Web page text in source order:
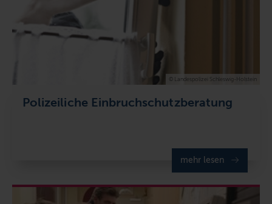
Polizeiliche Einbruchschutzberatung
mehr lesen
© Landespolizei Schleswig-Holstein